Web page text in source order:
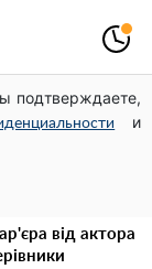
подтверждаете,
и
точкою
вивів
фірму в
від актора